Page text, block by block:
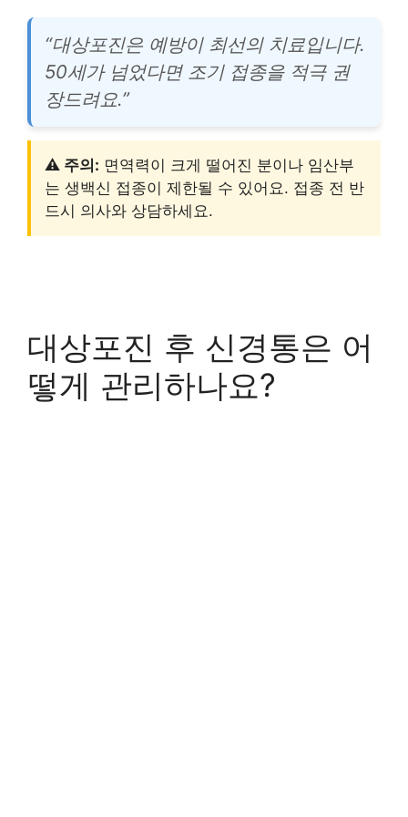
“대상포진은 예방이 최선의 치료입니다.
50세가 넘었다면 조기 접종을 적극 권
장드려요.”
⚠️ 주의: 면역력이 크게 떨어진 분이나 임산부
는 생백신 접종이 제한될 수 있어요. 접종 전 반
드시 의사와 상담하세요.
대상포진 후 신경통은 어
떻게 관리하나요?